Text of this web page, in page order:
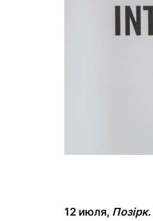
12 июля, Позірк.